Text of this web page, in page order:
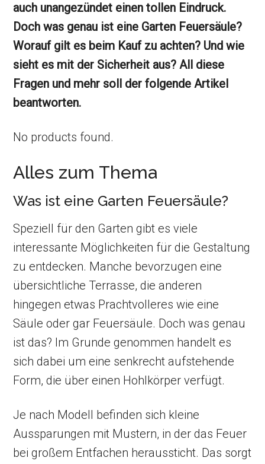
auch unangezündet einen tollen Eindruck.
Doch was genau ist eine Garten Feuersäule?
Worauf gilt es beim Kauf zu achten? Und wie
sieht es mit der Sicherheit aus? All diese
Fragen und mehr soll der folgende Artikel
beantworten.
No products found.
Alles zum Thema
Was ist eine Garten Feuersäule?
Speziell für den Garten gibt es viele
interessante Möglichkeiten für die Gestaltung
zu entdecken. Manche bevorzugen eine
übersichtliche Terrasse, die anderen
hingegen etwas Prachtvolleres wie eine
Säule oder gar Feuersäule. Doch was genau
ist das? Im Grunde genommen handelt es
sich dabei um eine senkrecht aufstehende
Form, die über einen Hohlkörper verfügt.
Je nach Modell befinden sich kleine
Aussparungen mit Mustern, in der das Feuer
bei großem Entfachen heraussticht. Das sorgt